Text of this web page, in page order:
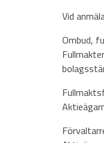
Vid
Ombud,